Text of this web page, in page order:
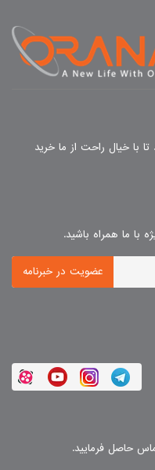
تا با خیال راحت از ما خرید
با ما همراه باشید.
عضویت در خبرنامه
حاصل فرمایید.